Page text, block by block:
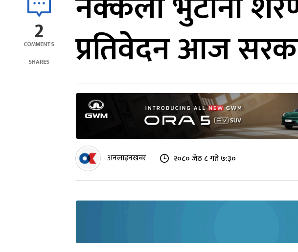
2
COMMENTS
SHARES
प्रतिवेदन आज
अनलाइनखबर २०८० जेठ ८ गते ७:३०